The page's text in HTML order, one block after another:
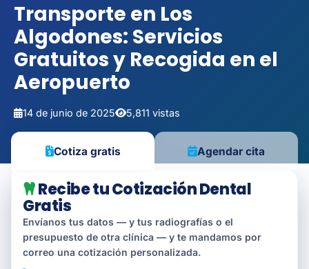
Transporte en Los
Algodones: Servicios
Gratuitos y Recogida en el
Aeropuerto
14 de junio de 2025 5,811 vistas
Cotiza gratis Agendar cita
Recibe tu Cotización Dental
Gratis
Envíanos tus datos — y tus radiografías o el
presupuesto de otra clínica — y te mandamos por
correo una cotización personalizada.